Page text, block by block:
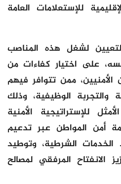
للإستعلامات العامة
لشغل هذه المناصب
على اختيار كفاءات من
الأمنيين، ممن تتوافر فيهم
والتجربة الوظيفية، وذلك
للإستراتيجية الأمنية
أمن المواطن عبر تدعيم
الخدمات الشرطية، وتوطيد
الانفتاح المرفقي لمصالح